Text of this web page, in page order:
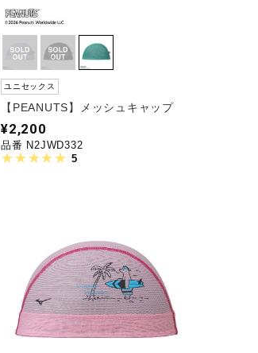
ユニセックス
【PEANUTS】メッシュキャップ
¥2,200
品番 N2JWD332
5